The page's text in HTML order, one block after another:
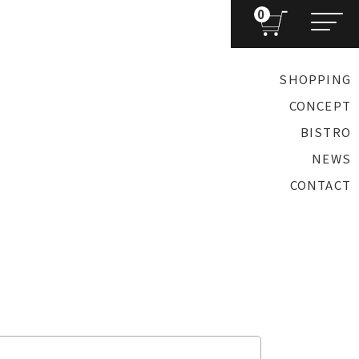
0
SHOPPING
CONCEPT
BISTRO
NEWS
CONTACT